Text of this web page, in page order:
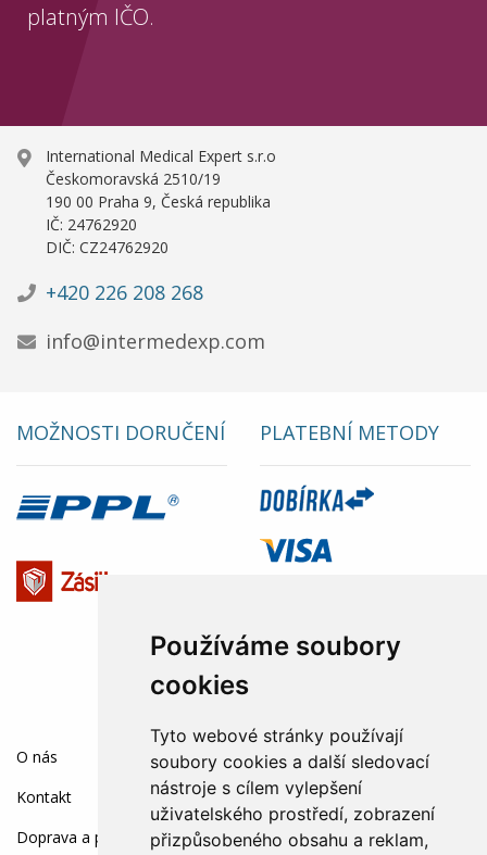
Používáme soubory
cookies
Tyto webové stránky používají
soubory cookies a další sledovací
nástroje s cílem vylepšení
uživatelského prostředí, zobrazení
přizpůsobeného obsahu a reklam,
platným IČO.
International Medical Expert s.r.o
Českomoravská 2510/19
190 00 Praha 9, Česká republika
IČ: 24762920
DIČ: CZ24762920
+420 226 208 268
info@intermedexp.com
MOŽNOSTI DORUČENÍ PLATEBNÍ METODY
O nás
Kontakt
Doprava a platba
SOCIÁLNÍ SÍTĚ: